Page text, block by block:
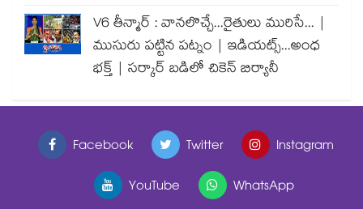
V6 తీన్మార్ : వానలొచ్చే...రైతులు మురిసే... |
ముసురు పట్టిన పట్నం | ఇడియట్స్...అంధ
భక్త్ | సర్కార్ బడిలో చికెన్ బిర్యానీ
Facebook Twitter
Instagram
YouTube
WhatsApp